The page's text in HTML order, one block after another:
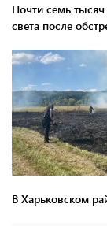
Почти семь
света после
В Харьковском